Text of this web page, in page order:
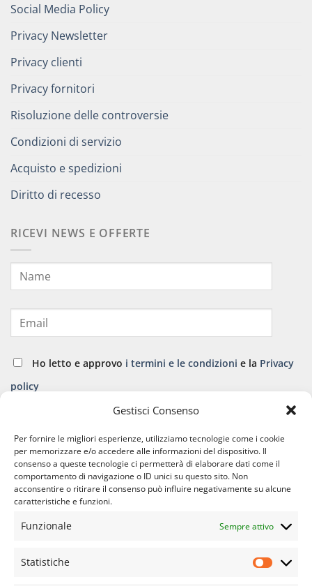
Gestisci Consenso
Per fornire le migliori esperienze, utilizziamo tecnologie come i cookie
per memorizzare e/o accedere alle informazioni del dispositivo. Il
consenso a queste tecnologie ci permetterà di elaborare dati come il
comportamento di navigazione o ID unici su questo sito. Non
acconsentire o ritirare il consenso può influire negativamente su alcune
caratteristiche e funzioni.
Funzionale Sempre attivo
Statistiche
Social Media Policy
Privacy Newsletter
Privacy clienti
Privacy fornitori
Risoluzione delle controversie
Condizioni di servizio
Acquisto e spedizioni
Diritto di recesso
RICEVI NEWS E OFFERTE
Ho letto e approvo i termini e le condizioni e la Privacy
policy
APPARATO OSTEO ARTICOLARE
APPARATO RESPIRATORIO